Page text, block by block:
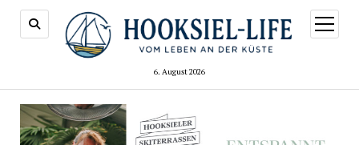
6. August 2026
Menü
öffnen